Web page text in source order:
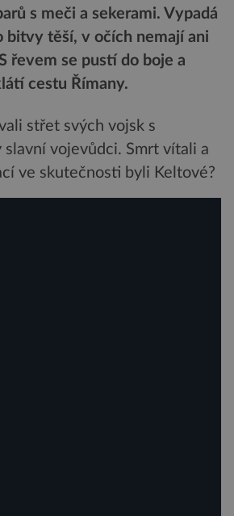
s meči a sekerami. Vypadá
bitvy těší, v očích nemají ani
řevem se pustí do boje a
cestu Římany.
střet svých vojsk s
slavní vojevůdci. Smrt vítali a
ve skutečnosti byli Keltové?